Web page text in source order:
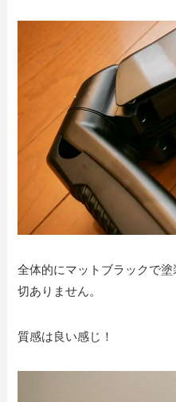
全体的にマットブラックで
切ありません。
質感は良い感じ！